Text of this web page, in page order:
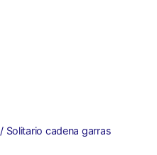
/ Solitario cadena garras